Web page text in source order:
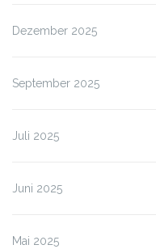
Dezember 2025
September 2025
Juli 2025
Juni 2025
Mai 2025